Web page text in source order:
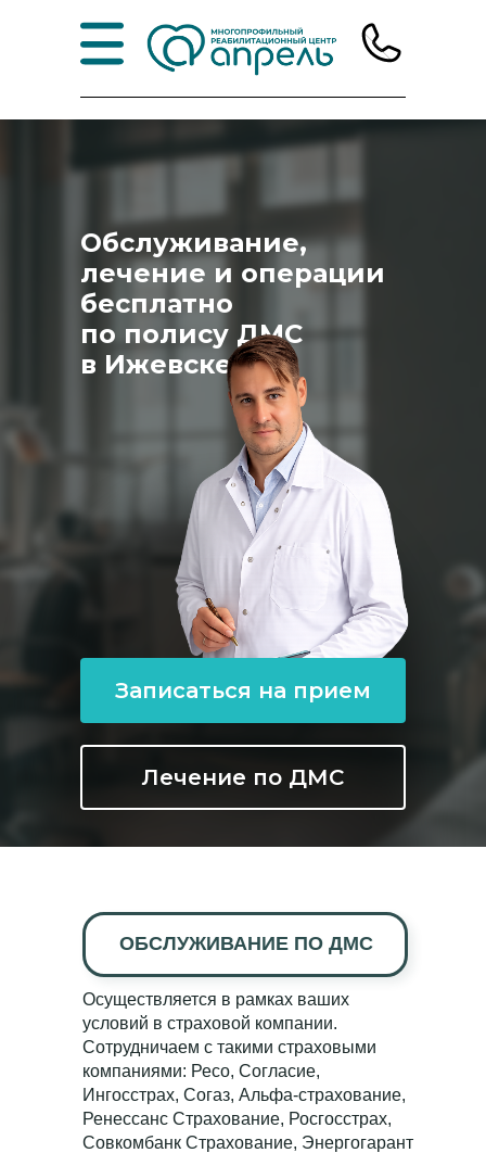
Записаться на прием
Лечение по ДМС
Обслуживание,
лечение и операции
бесплатно
по полису ДМС
в Ижевске
ОБСЛУЖИВАНИЕ ПО ДМС
Осуществляется в рамках ваших
условий в страховой компании.
Сотрудничаем с такими страховыми
компаниями: Ресо, Согласие,
Ингосстрах, Согаз, Альфа-страхование,
Ренессанс Страхование, Росгосстрах,
Совкомбанк Страхование, Энергогарант